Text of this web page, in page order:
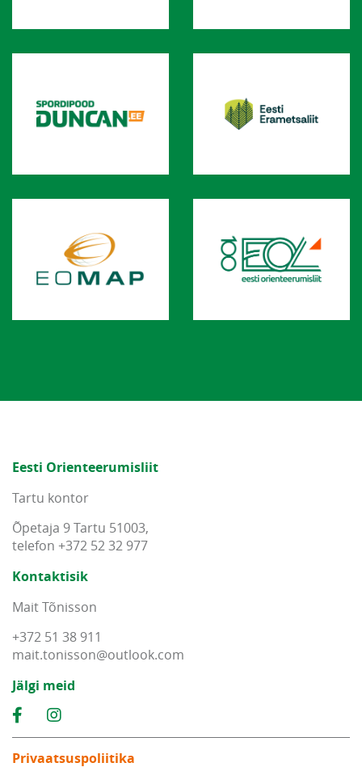
Eesti Orienteerumisliit
Tartu kontor
Õpetaja 9 Tartu 51003,
telefon +372 52 32 977
Kontaktisik
Mait Tõnisson
+372 51 38 911
mait.tonisson@outlook.com
Jälgi meid
Privaatsuspoliitika